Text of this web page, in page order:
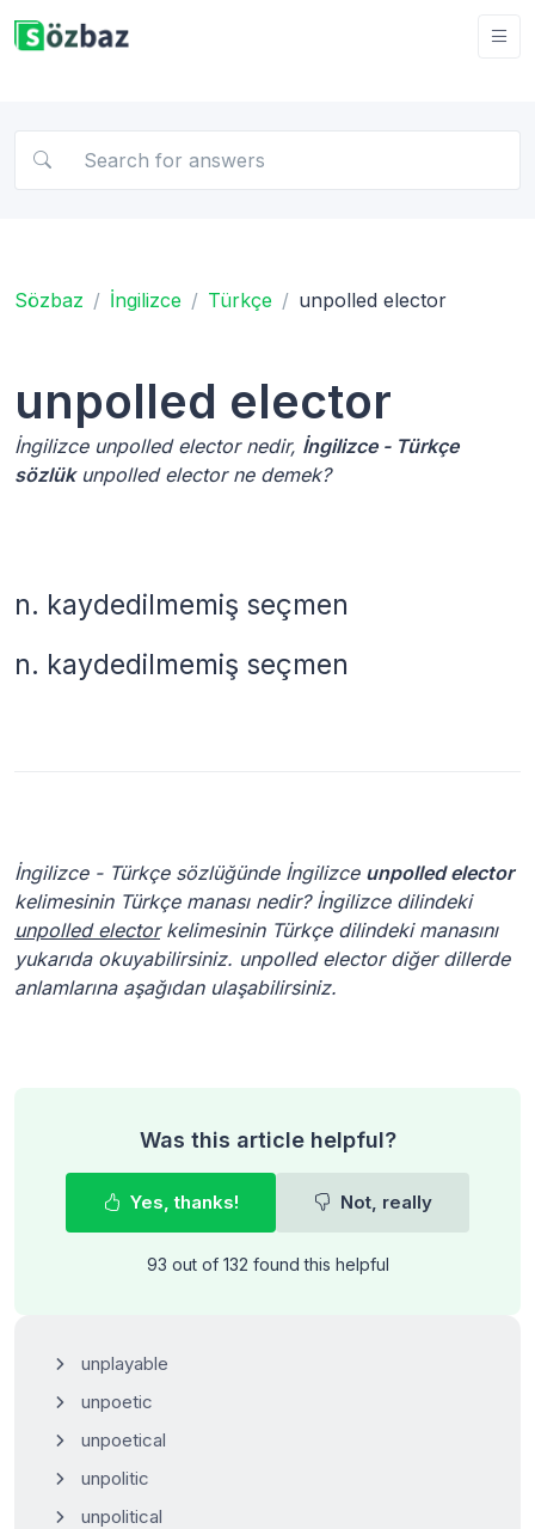
Sözbaz İngilizce Türkçe unpolled elector
unpolled elector
İngilizce unpolled elector nedir, İngilizce - Türkçe
sözlükunpolled elector ne demek?
n. kaydedilmemiş seçmen
n. kaydedilmemiş seçmen
İngilizce - Türkçe sözlüğünde İngilizce unpolled elector
kelimesinin Türkçe manası nedir? İngilizce dilindeki
unpolled electorkelimesinin Türkçe dilindeki manasını
yukarıda okuyabilirsiniz. unpolled elector diğer dillerde
anlamlarına aşağıdan ulaşabilirsiniz.
Was this article helpful?
Yes, thanks! Not, really
93 out of 132 found this helpful
unplayable
unpoetic
unpoetical
unpolitic
unpolitical